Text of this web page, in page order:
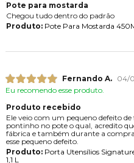
Pote para mostarda
Chegou tudo dentro do padrão
Produto:Pote Para Mostarda
Fernando A.
04/
Eu recomendo esse produto.
Produto recebido
Ele veio com um pequeno defeito
pontinho no pote o qual, acredito
fábrica e também durante a
esse pequeno defeito.
Produto:Porta Utensílios
1,1 L